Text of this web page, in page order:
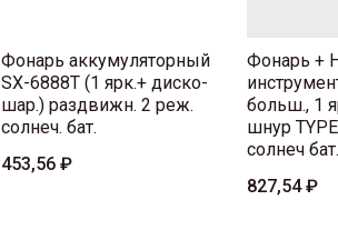
Фонарь аккумуляторный
SX-6888T (1 ярк.+ диско-
шар.) раздвижн. 2 реж.
солнеч. бат.
453,56 ₽
Фонарь +
больш., 1
шнур
солнеч бат.
827,54 ₽